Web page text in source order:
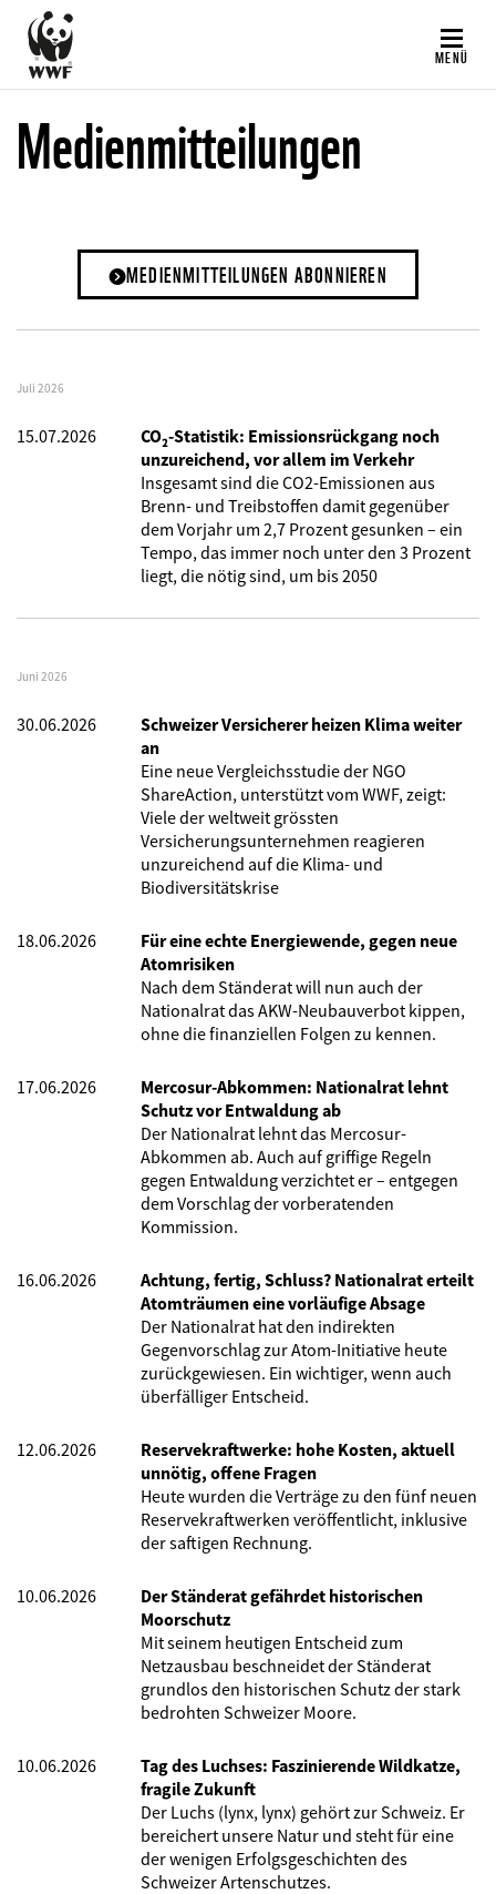
Direkt
zum
Inhalt
MENÜ
Medienmitteilungen
MEDIENMITTEILUNGEN ABONNIEREN
Juli 2026
15.07.2026
CO₂-Statistik: Emissionsrückgang noch
unzureichend, vor allem im Verkehr
Insgesamt sind die CO2-Emissionen aus
Brenn- und Treibstoffen damit gegenüber
dem Vorjahr um 2,7 Prozent gesunken – ein
Tempo, das immer noch unter den 3 Prozent
liegt, die nötig sind, um bis 2050
Juni 2026
30.06.2026
Schweizer Versicherer heizen Klima weiter
an
Eine neue Vergleichsstudie der NGO
ShareAction, unterstützt vom WWF, zeigt:
Viele der weltweit grössten
Versicherungsunternehmen reagieren
unzureichend auf die Klima- und
Biodiversitätskrise
18.06.2026
Für eine echte Energiewende, gegen neue
Atomrisiken
Nach dem Ständerat will nun auch der
Nationalrat das AKW-Neubauverbot kippen,
ohne die finanziellen Folgen zu kennen.
17.06.2026
Mercosur-Abkommen: Nationalrat lehnt
Schutz vor Entwaldung ab
Der Nationalrat lehnt das Mercosur-
Abkommen ab. Auch auf griffige Regeln
gegen Entwaldung verzichtet er – entgegen
dem Vorschlag der vorberatenden
Kommission.
16.06.2026
Achtung, fertig, Schluss? Nationalrat erteilt
Atomträumen eine vorläufige Absage
Der Nationalrat hat den indirekten
Gegenvorschlag zur Atom-Initiative heute
zurückgewiesen. Ein wichtiger, wenn auch
überfälliger Entscheid.
12.06.2026
Reservekraftwerke: hohe Kosten, aktuell
unnötig, offene Fragen
Heute wurden die Verträge zu den fünf neuen
Reservekraftwerken veröffentlicht, inklusive
der saftigen Rechnung.
10.06.2026
Der Ständerat gefährdet historischen
Moorschutz
Mit seinem heutigen Entscheid zum
Netzausbau beschneidet der Ständerat
grundlos den historischen Schutz der stark
bedrohten Schweizer Moore.
10.06.2026
Tag des Luchses: Faszinierende Wildkatze,
fragile Zukunft
Der Luchs (lynx, lynx) gehört zur Schweiz. Er
bereichert unsere Natur und steht für eine
der wenigen Erfolgsgeschichten des
Schweizer Artenschutzes.